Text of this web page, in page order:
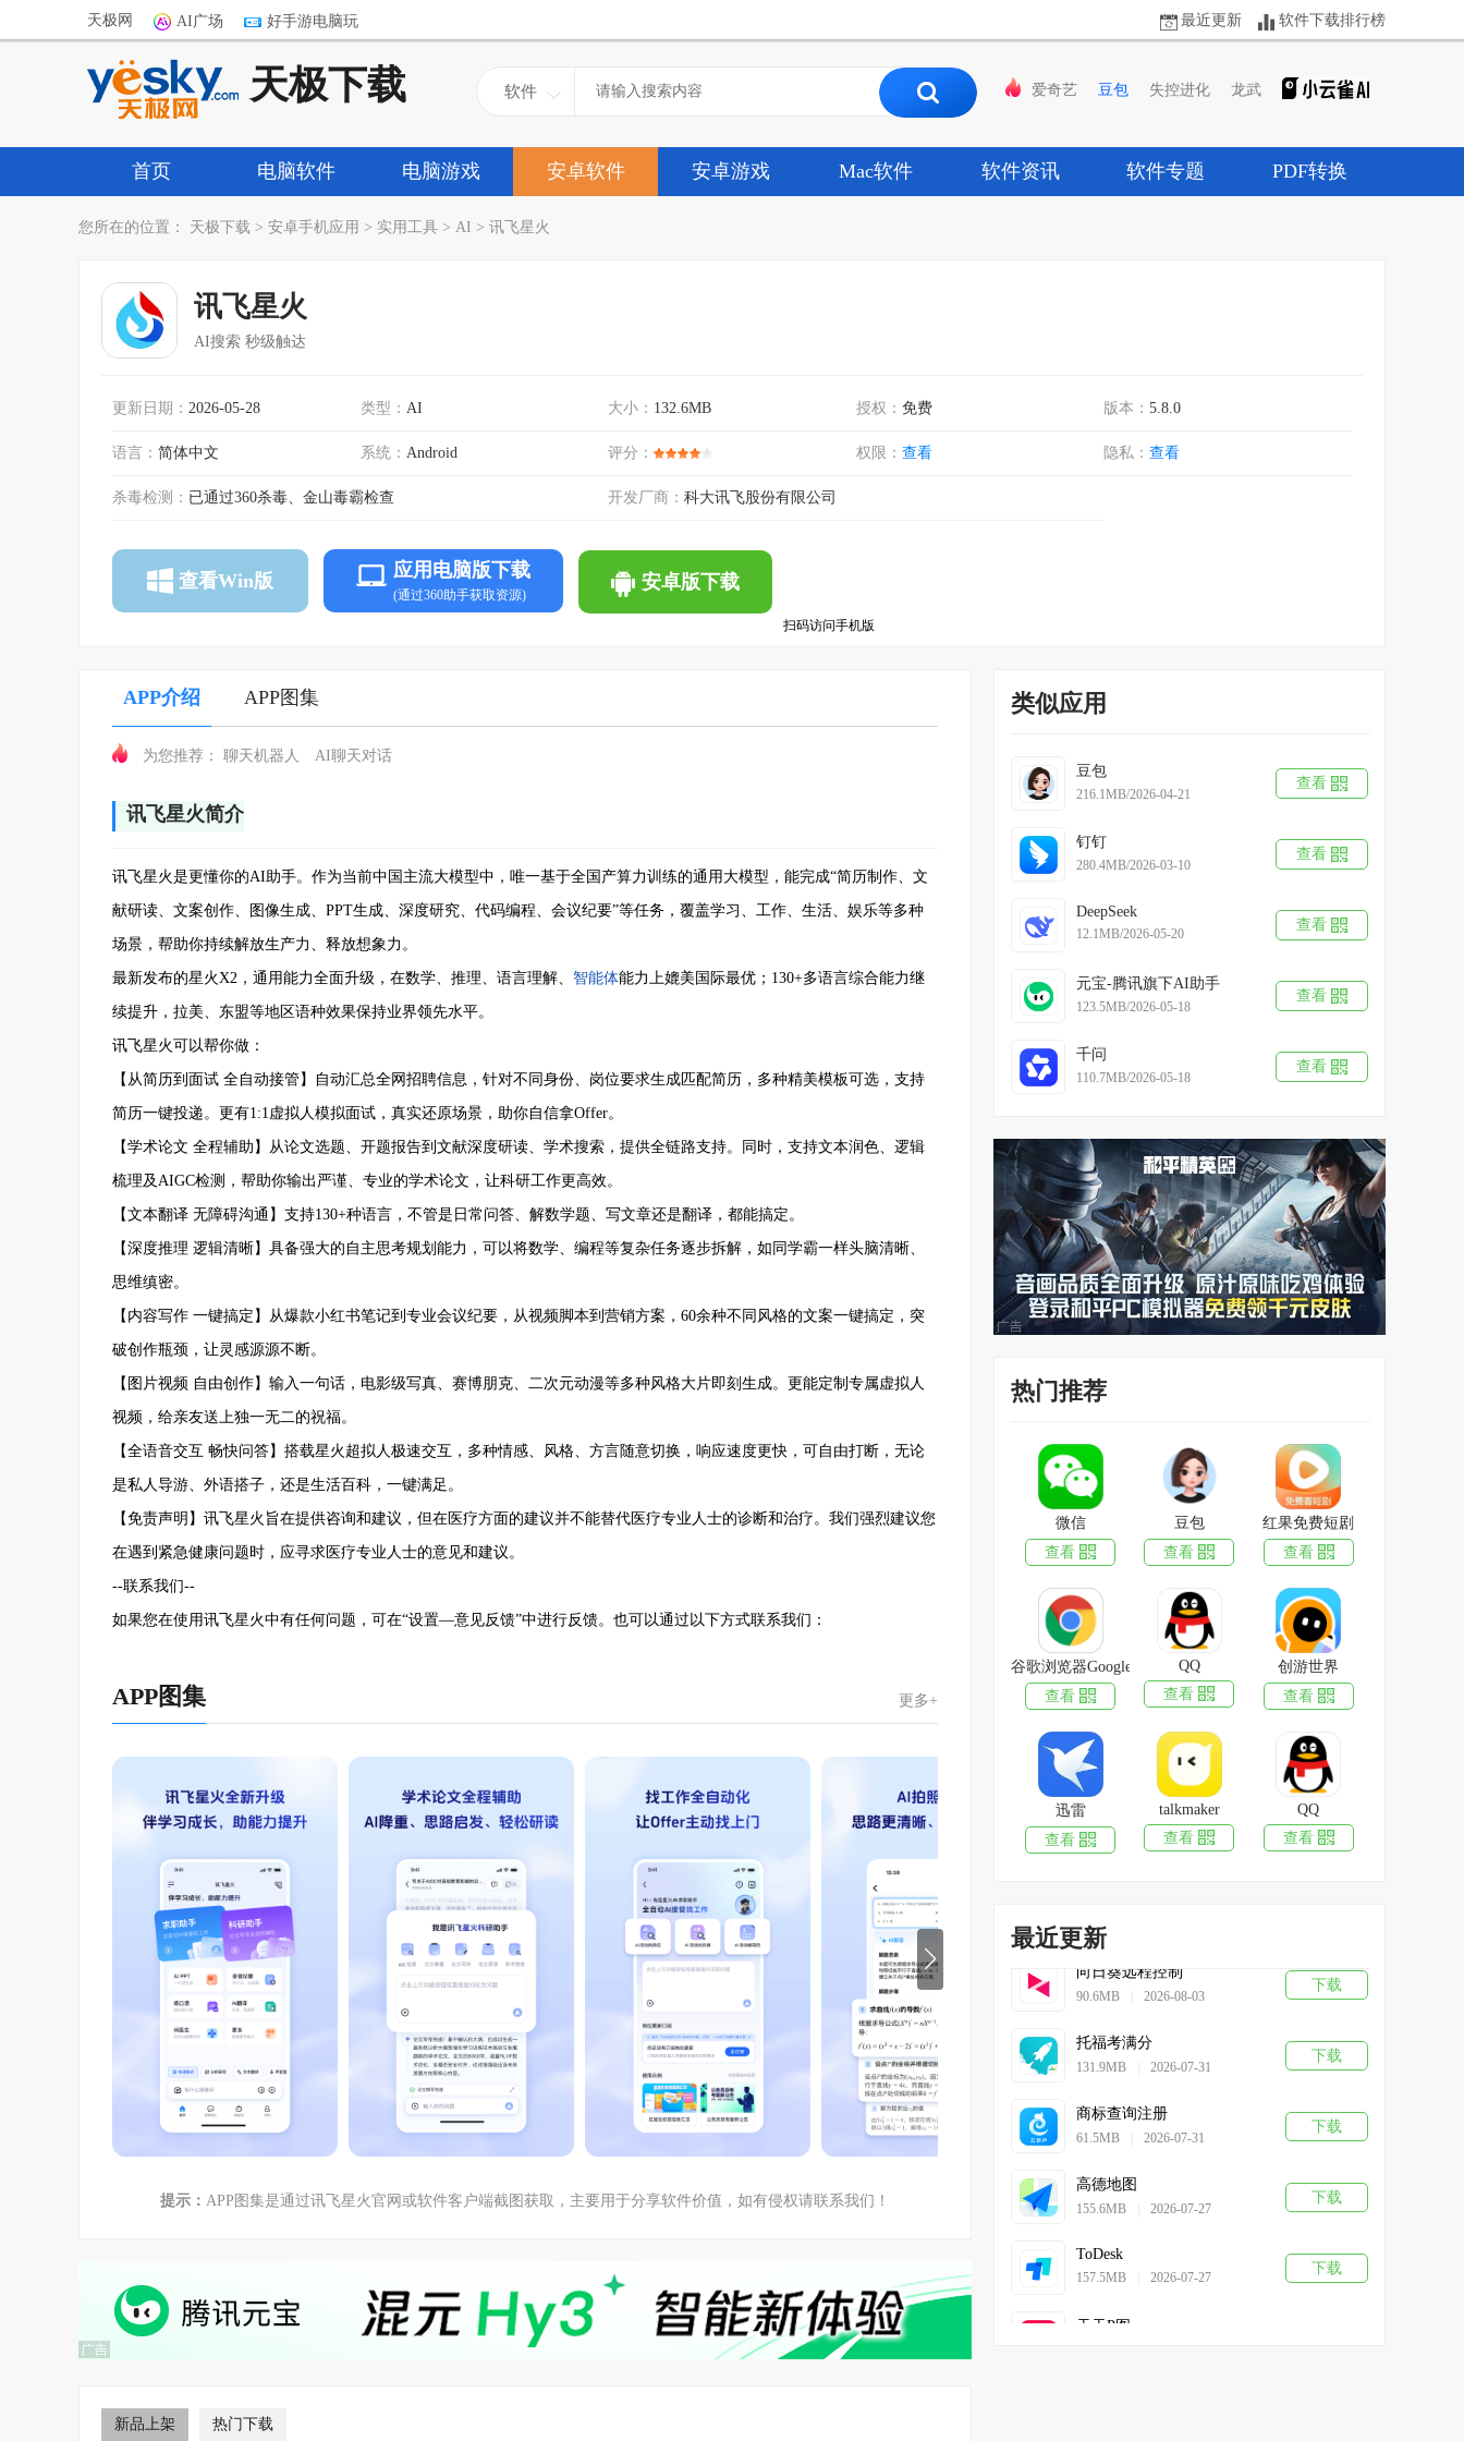
天极网 AI广场 好手游电脑玩 最近更新 软件下载排行榜
天极下载 软件 爱奇艺 豆包 失控进化 龙武
首页 电脑软件 电脑游戏 安卓软件 安卓游戏 Mac软件 软件资讯 软件专题 PDF转换
您所在的位置： 天极下载 > 安卓手机应用 > 实用工具 > AI > 讯飞星火
讯飞星火
AI搜索 秒级触达
更新日期： 2026-05-28 类型： AI 大小： 132.6MB 授权： 免费 版本：5.8.0
语言： 简体中文 系统： Android 评分： 权限： 查看 隐私：查看
杀毒检测： 已通过360杀毒、金山毒霸检查 开发厂商：科大讯飞股份有限公司
查看Win版 应用电脑版下载
(通过360助手获取资源)
安卓版下载
扫码访问手机版
APP介绍 APP图集
为您推荐： 聊天机器人 AI聊天对话
讯飞星火简介
讯飞星火是更懂你的AI助手。作为当前中国主流大模型中，唯一基于全国产算力训练的通用大模型，能完成“简历制作、文
献研读、文案创作、图像生成、PPT生成、深度研究、代码编程、会议纪要”等任务，覆盖学习、工作、生活、娱乐等多种
场景，帮助你持续解放生产力、释放想象力。
最新发布的星火X2，通用能力全面升级，在数学、推理、语言理解、 智能体能力上媲美国际最优；130+多语言综合能力继
续提升，拉美、东盟等地区语种效果保持业界领先水平。
讯飞星火可以帮你做：
【从简历到面试 全自动接管】自动汇总全网招聘信息，针对不同身份、岗位要求生成匹配简历，多种精美模板可选，支持
简历一键投递。更有1:1虚拟人模拟面试，真实还原场景，助你自信拿Offer。
【学术论文 全程辅助】从论文选题、开题报告到文献深度研读、学术搜索，提供全链路支持。同时，支持文本润色、逻辑
梳理及AIGC检测，帮助你输出严谨、专业的学术论文，让科研工作更高效。
【文本翻译 无障碍沟通】支持130+种语言，不管是日常问答、解数学题、写文章还是翻译，都能搞定。
【深度推理 逻辑清晰】具备强大的自主思考规划能力，可以将数学、编程等复杂任务逐步拆解，如同学霸一样头脑清晰、
思维缜密。
【内容写作 一键搞定】从爆款小红书笔记到专业会议纪要，从视频脚本到营销方案，60余种不同风格的文案一键搞定，突
破创作瓶颈，让灵感源源不断。
【图片视频 自由创作】输入一句话，电影级写真、赛博朋克、二次元动漫等多种风格大片即刻生成。更能定制专属虚拟人
视频，给亲友送上独一无二的祝福。
【全语音交互 畅快问答】搭载星火超拟人极速交互，多种情感、风格、方言随意切换，响应速度更快，可自由打断，无论
是私人导游、外语搭子，还是生活百科，一键满足。
【免责声明】讯飞星火旨在提供咨询和建议，但在医疗方面的建议并不能替代医疗专业人士的诊断和治疗。我们强烈建议您
在遇到紧急健康问题时，应寻求医疗专业人士的意见和建议。
--联系我们--
如果您在使用讯飞星火中有任何问题，可在“设置—意见反馈”中进行反馈。也可以通过以下方式联系我们：
APP图集 更多+
提示： APP图集是通过讯飞星火官网或软件客户端截图获取，主要用于分享软件价值，如有侵权请联系我们！
新品上架 热门下载
类似应用
豆包
216.1MB/2026-04-21
查看
钉钉
280.4MB/2026-03-10
查看
DeepSeek
12.1MB/2026-05-20
查看
元宝-腾讯旗下AI助手
123.5MB/2026-05-18
查看
千问
110.7MB/2026-05-18
查看
热门推荐
微信
查看
豆包
查看
红果免费短剧
查看
谷歌浏览器Google Chrome
查看
QQ
查看
创游世界
查看
迅雷
查看
talkmaker
查看
QQ
查看
最近更新
WiFi万能钥匙
82.88MB 2026-07-24
下载
豆包
371.4MB 2026-08-07
下载
豆包
371.4MB 2026-08-07
下载
90.6MB | 2026-08-03
下载
131.9MB |
下载
61.5MB 2026-07-31
下载
155.6MB
下载
157.5MB
下载